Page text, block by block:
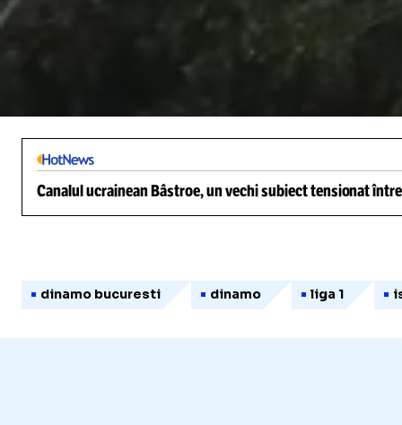
Canalul ucrainean Bâstroe, un vechi subiect tensionat
dinamo bucuresti dinamo liga 1